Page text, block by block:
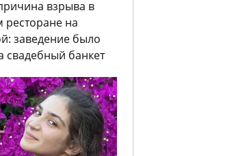
взрыва в
ресторане на
заведение было
свадебный банкет